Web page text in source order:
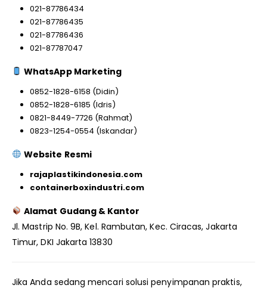
021-87786434
021-87786435
021-87786436
021-87787047
WhatsApp Marketing
0852-1828-6158 (Didin)
0852-1828-6185 (Idris)
0821-8449-7726 (Rahmat)
0823-1254-0554 (Iskandar)
Website Resmi
rajaplastikindonesia.com
containerboxindustri.com
Alamat Gudang & Kantor
Jl. Mastrip No. 9B, Kel. Rambutan, Kec. Ciracas, Jakarta
Timur, DKI Jakarta 13830
Jika Anda sedang mencari solusi penyimpanan praktis,